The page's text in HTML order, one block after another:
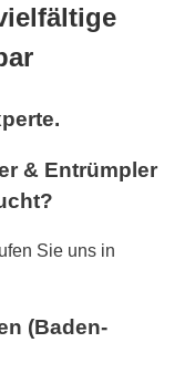
& Entrümpler
Sie uns in
(Baden-